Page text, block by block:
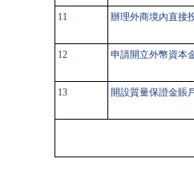
11 辦理外商境內直接
12 申請開立外幣資本
13 開設質量保證金賬